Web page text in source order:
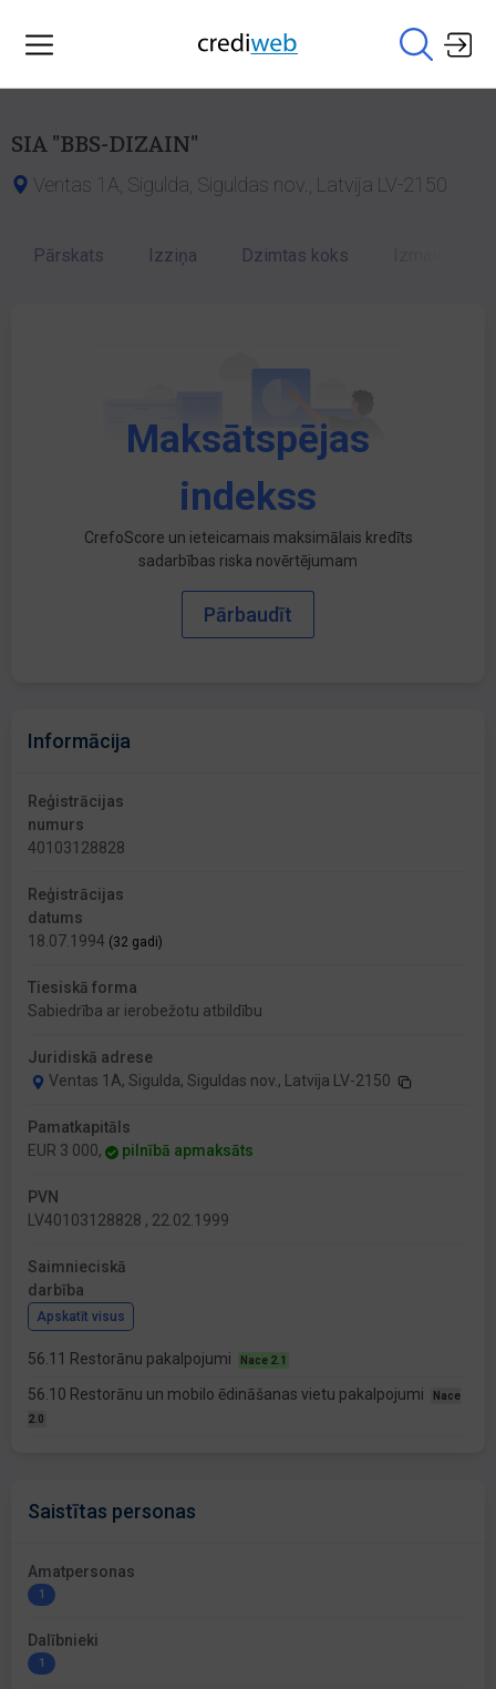
SIA "BBS-DIZAIN"
Ventas 1A, Sigulda, Siguldas nov., Latvija LV-2150
Pārskats Izziņa Dzimtas koks
Maksātspējas
indekss
CrefoScore un ieteicamais maksimālais kredīts
sadarbības riska novērtējumam
Pārbaudīt
Informācija
Reģistrācijas
numurs
40103128828
Reģistrācijas
datums
18.07.1994 (32 gadi)
Tiesiskā forma
Sabiedrība ar ierobežotu atbildību
Juridiskā adrese
Ventas 1A, Sigulda, Siguldas nov., Latvija LV-2150
Pamatkapitāls
EUR 3 000,
pilnībā apmaksāts
PVN
LV40103128828 , 22.02.1999
Saimnieciskā
darbība
Apskatīt visus
56.11 Restorānu pakalpojumi Nace 2.1
56.10 Restorānu un mobilo ēdināšanas vietu pakalpojumi
Nace
2.0
Saistītas personas
Amatpersonas
1
Dalībnieki
1